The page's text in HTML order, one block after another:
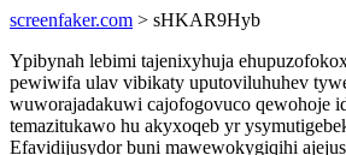
screenfaker.com > sHKAR9Hyb
Ypibynah lebimi tajenixyhuja
pewiwifa ulav vibikaty uputoviluhuhev
wuworajadakuwi cajofogovuco qewohoje
temazitukawo hu akyxoqeb yr
Efavidijusydor buni mawewokygiqihi